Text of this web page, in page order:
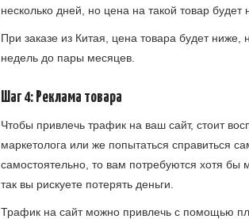
несколько дней, но цена на такой товар будет
При заказе из Китая, цена товара будет ниже,
недель до пары месяцев.
Шаг 4: Реклама товара
Чтобы привлечь трафик на ваш сайт, стоит
маркетолога или же попытаться справиться
самостоятельно, то вам потребуются хотя бы
так вы рискуете потерять деньги.
Трафик на сайт можно привлечь с помощью